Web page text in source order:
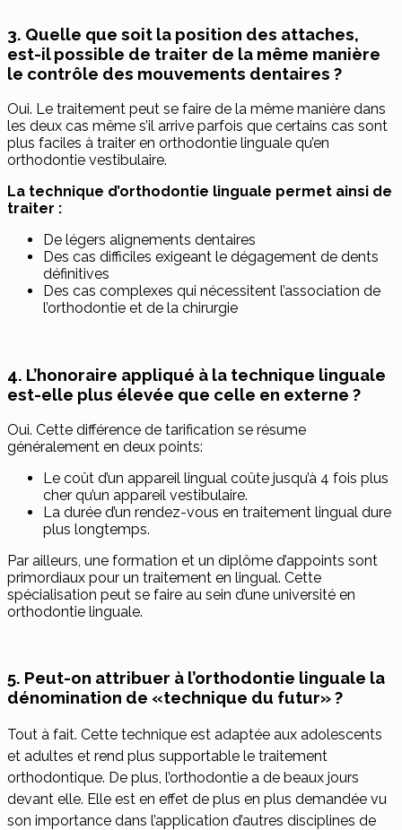
3. Quelle que soit la position des attaches,
est-il possible de traiter de la même manière
le contrôle des mouvements dentaires ?
Oui. Le traitement peut se faire de la même manière dans
les deux cas même s’il arrive parfois que certains cas sont
plus faciles à traiter en orthodontie linguale qu’en
orthodontie vestibulaire.
La technique d’orthodontie linguale permet ainsi de
traiter :
De légers alignements dentaires
Des cas difficiles exigeant le dégagement de dents
définitives
Des cas complexes qui nécessitent l’association de
l’orthodontie et de la chirurgie
4. L’honoraire appliqué à la technique linguale
est-elle plus élevée que celle en externe ?
Oui. Cette différence de tarification se résume
généralement en deux points:
Le coût d’un appareil lingual coûte jusqu’à 4 fois plus
cher qu’un appareil vestibulaire.
La durée d’un rendez-vous en traitement lingual dure
plus longtemps.
Par ailleurs, une formation et un diplôme d’appoints sont
primordiaux pour un traitement en lingual. Cette
spécialisation peut se faire au sein d’une université en
orthodontie linguale.
5. Peut-on attribuer à l’orthodontie linguale la
dénomination de «technique du futur» ?
Tout à fait. Cette technique est adaptée aux adolescents
et adultes et rend plus supportable le traitement
orthodontique. De plus, l’orthodontie a de beaux jours
devant elle. Elle est en effet de plus en plus demandée vu
son importance dans l’application d’autres disciplines de